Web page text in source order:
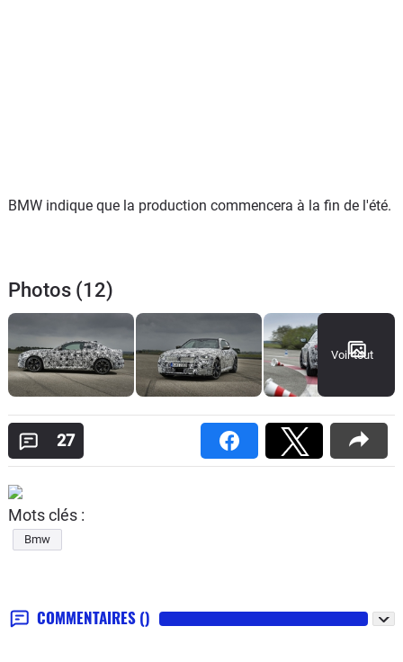
BMW indique que la production commencera à la fin de l'été.
Photos (12)
Voir tout
27
Mots clés :
Bmw
COMMENTAIRES ()